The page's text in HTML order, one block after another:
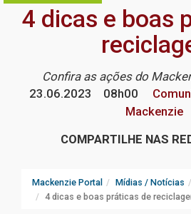
4 dicas e boas
Confira as ações do
23.06.2023
08h00
Mackenzie
COMPARTILHE NAS
Mackenzie Portal Mídias / Notícias
4 dicas e boas práticas de